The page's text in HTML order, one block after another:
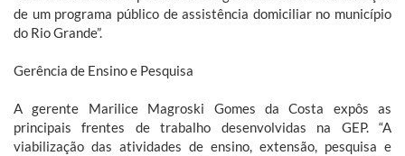
de um programa público de assistência domiciliar no município
do Rio Grande”.
Gerência de Ensino e Pesquisa
A gerente Marilice Magroski Gomes da Costa expôs as
principais frentes de trabalho desenvolvidas na GEP. “A
viabilização das atividades de ensino, extensão, pesquisa e